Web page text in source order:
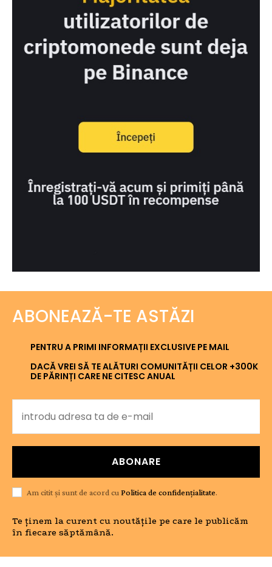
ABONEAZĂ-TE ASTĂZI
PENTRU A PRIMI INFORMAȚII EXCLUSIVE PE MAIL
DACĂ VREI SĂ TE ALĂTURI COMUNITĂȚII CELOR +300K
DE PĂRINȚI CARE NE CITESC ANUAL
ABONARE
Am citit și sunt de acord cu Politica de confidențialitate.
Te ținem la curent cu noutățile pe care le publicăm
în fiecare săptămână.